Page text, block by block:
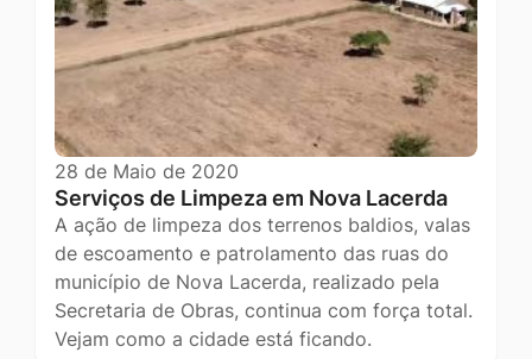
28 de Maio de 2020
Serviços de Limpeza em Nova Lacerda
A ação de limpeza dos terrenos baldios, valas
de escoamento e patrolamento das ruas do
município de Nova Lacerda, realizado pela
Secretaria de Obras, continua com força total.
Vejam como a cidade está ficando.